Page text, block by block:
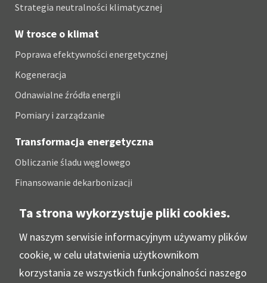
Ta strona wykorzystuje pliki cookies.
W naszym serwisie informacyjnym używamy plików
cookie, w celu ułatwienia użytkownikom
korzystania ze wszystkich funkcjonalności naszego
Strategia neutralności klimatycznej
W trosce o klimat
Poprawa efektywności energetycznej
Kogeneracja
Odnawialne źródła energii
Pomiary i zarządzanie
Transformacja energetyczna
Obliczanie śladu węglowego
Finansowanie dekarbonizacji
Case studies
Kontakt